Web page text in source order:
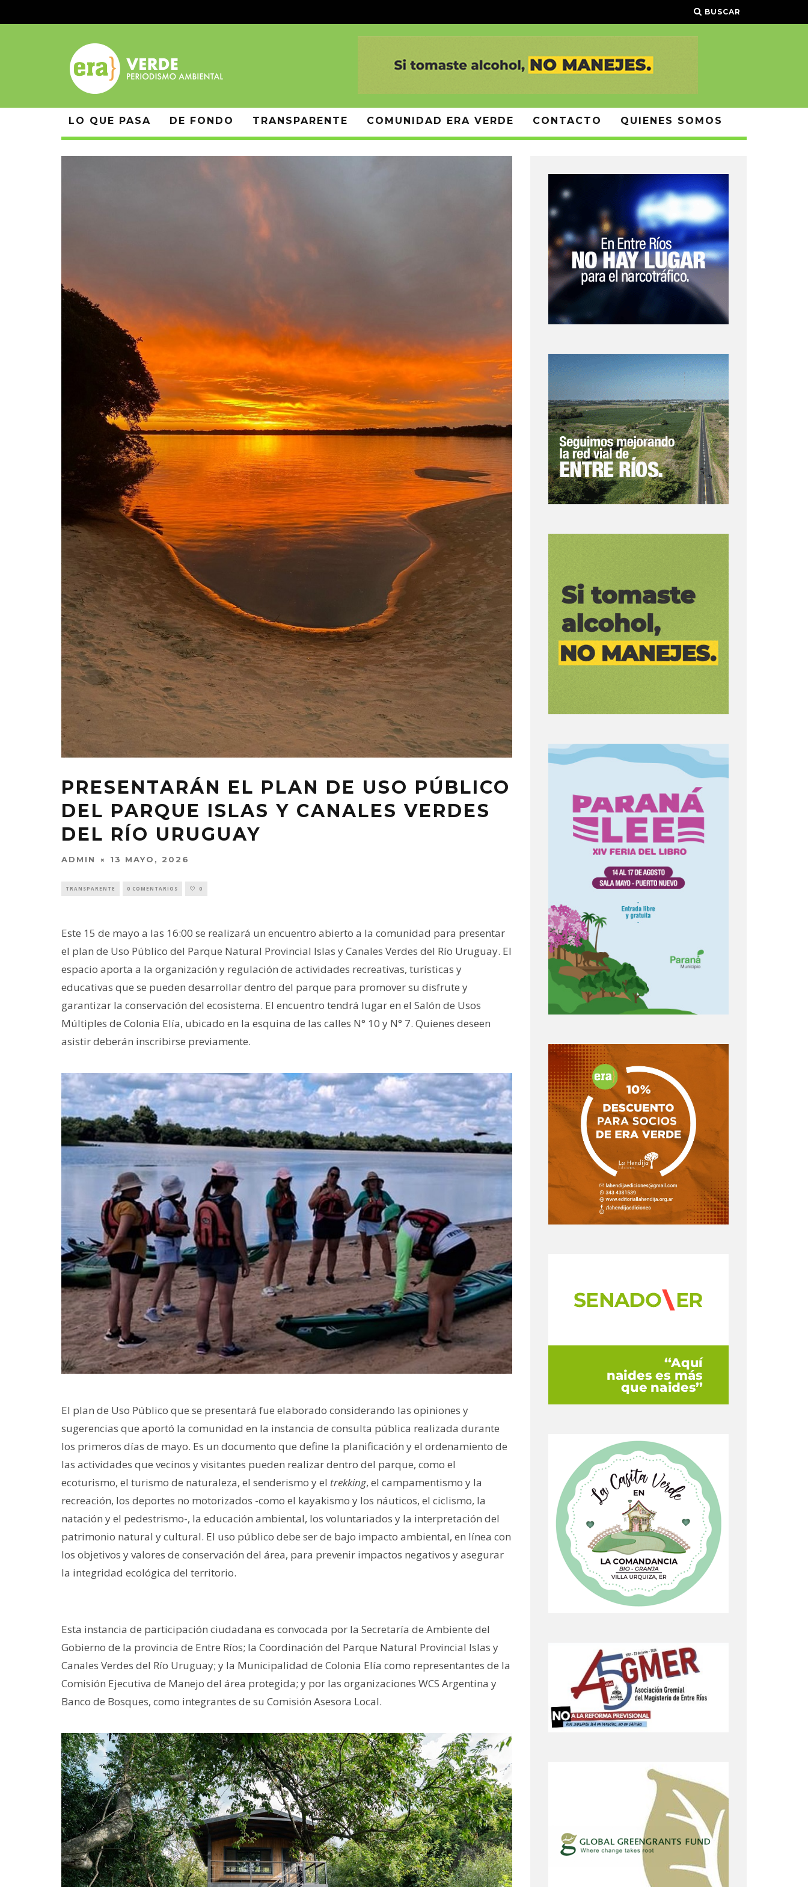
BUSCAR
LO QUE PASA DE FONDO TRANSPARENTE COMUNIDAD ERA VERDE CONTACTO QUIENES SOMOS
PRESENTARÁN EL PLAN DE USO PÚBLICO
DEL PARQUE ISLAS Y CANALES VERDES
DEL RÍO URUGUAY
ADMIN 13 MAYO, 2026
TRANSPARENTE 0 COMENTARIOS 0
Este 15 de mayo a las 16:00 se realizará un encuentro abierto a la comunidad para presentar
el plan de Uso Público del Parque Natural Provincial Islas y Canales Verdes del Río Uruguay. El
espacio aporta a la organización y regulación de actividades recreativas, turísticas y
educativas que se pueden desarrollar dentro del parque para promover su disfrute y
garantizar la conservación del ecosistema. El encuentro tendrá lugar en el Salón de Usos
Múltiples de Colonia Elía, ubicado en la esquina de las calles N° 10 y N° 7. Quienes deseen
asistir deberán inscribirse previamente.
El plan de Uso Público que se presentará fue elaborado considerando las opiniones y
sugerencias que aportó la comunidad en la instancia de consulta pública realizada durante
los primeros días de mayo. Es un documento que define la planificación y el ordenamiento de
las actividades que vecinos y visitantes pueden realizar dentro del parque, como el
ecoturismo, el turismo de naturaleza, el senderismo y el trekking, el campamentismo y la
recreación, los deportes no motorizados -como el kayakismo y los náuticos, el ciclismo, la
natación y el pedestrismo-, la educación ambiental, los voluntariados y la interpretación del
patrimonio natural y cultural. El uso público debe ser de bajo impacto ambiental, en línea con
los objetivos y valores de conservación del área, para prevenir impactos negativos y asegurar
la integridad ecológica del territorio.
Esta instancia de participación ciudadana es convocada por la Secretaría de Ambiente del
Gobierno de la provincia de Entre Ríos; la Coordinación del Parque Natural Provincial Islas y
Canales Verdes del Río Uruguay; y la Municipalidad de Colonia Elía como representantes de la
Comisión Ejecutiva de Manejo del área protegida; y por las organizaciones WCS Argentina y
Banco de Bosques, como integrantes de su Comisión Asesora Local.